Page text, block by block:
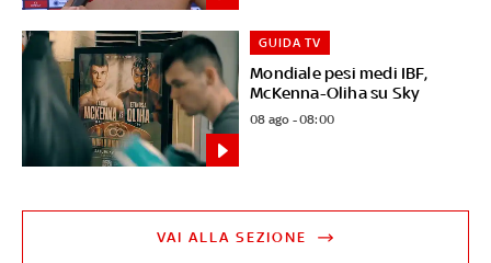
Mondiale pesi medi IBF,
McKenna-Oliha su Sky
GUIDA TV
08 ago - 08:00
VAI ALLA SEZIONE